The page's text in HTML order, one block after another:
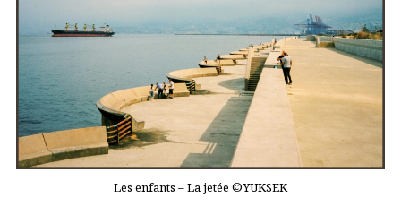
Les enfants – La jetée ©YUKSEK